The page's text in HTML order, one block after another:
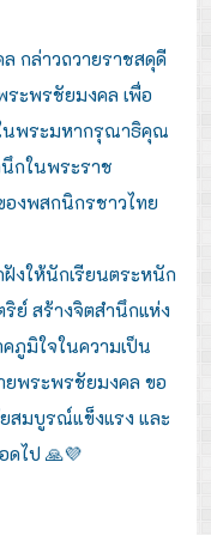
กล่าวถวายราชสดุดี
ระพรชัยมงคล เพื่อ
นพระมหากรุณาธิคุณ
กในพระราช
งพสกนิกรชาวไทย
งให้นักเรียนตระหนัก
ย์ สร้างจิตสำนึกแห่ง
ภูมิใจในความเป็น
พระพรชัยมงคล ขอ
สมบูรณ์แข็งแรง และ
ดไป 🙏💜